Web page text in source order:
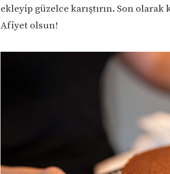
ekleyip güzelce karıştırın. Son
Afiyet olsun!